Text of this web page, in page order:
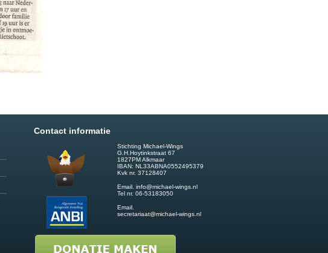
Contact informatie
Stichting Michael-Wings
G.H.Hoytinkstraat 67
1827PM Alkmaar
IBAN: NL33ABNA0552495379
Kvk nr. 37128407
Email. info@michael-wings.nl
Tel nr. 06-53183050
Email.
secretariaat@michael-wings.nl